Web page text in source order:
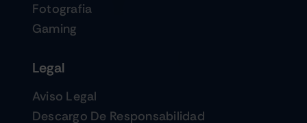
Fotografia
Gaming
Legal
Aviso Legal
Descargo De Responsabilidad